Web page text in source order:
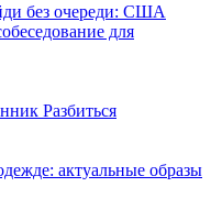
без очереди: США
для
Разбиться
актуальные образы